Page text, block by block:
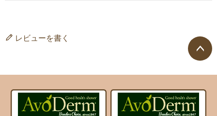
レビューを書く
へ